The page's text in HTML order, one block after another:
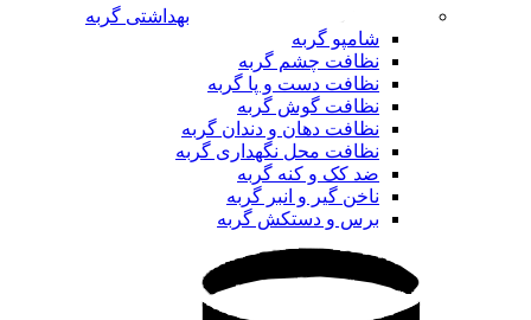
بهداشتی گربه
شامپو گربه
نظافت چشم گربه
نظافت دست و پا گربه
نظافت گوش گربه
نظافت دهان و دندان گربه
نظافت محل نگهداری گربه
ضد کک و کنه گربه
ناخن گیر و انبر گربه
برس و دستکش گربه